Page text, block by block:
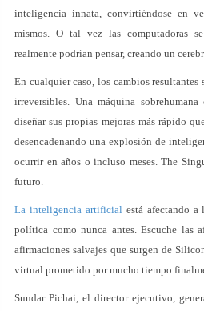
inteligencia innata, convirtiéndose en
mismos. O tal vez las computadoras
realmente podrían pensar, creando un
En cualquier caso, los cambios resultantes
irreversibles. Una máquina
diseñar sus propias mejoras más rápido
desencadenando una explosión de
ocurrir en años o incluso meses. The
futuro.
La inteligencia artificial está afectando
política como nunca antes. Escuche las
afirmaciones salvajes que surgen de
virtual prometido por mucho tiempo
Sundar Pichai, el director ejecutivo,